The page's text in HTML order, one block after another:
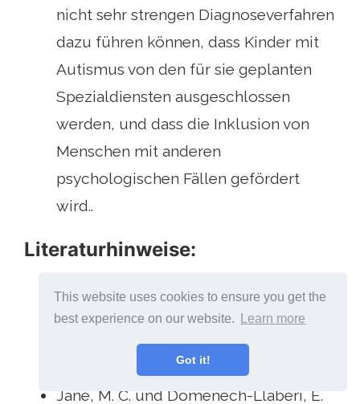
This website uses cookies to ensure you get the
best experience on our website.
Learn more
Got it!
nicht sehr strengen Diagnoseverfahren
dazu führen können, dass Kinder mit
Autismus von den für sie geplanten
Spezialdiensten ausgeschlossen
werden, und dass die Inklusion von
Menschen mit anderen
psychologischen Fällen gefördert
wird..
Literaturhinweise:
Autism-Europe International
Association (2000): Beschreibung von
Jané, M. C. und Doménech-Llaberi, E.